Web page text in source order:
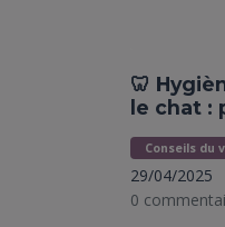
🦷
le chat :
Conseils du
29/04/2025
0